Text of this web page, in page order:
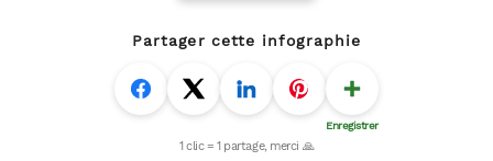
Partager cette infographie